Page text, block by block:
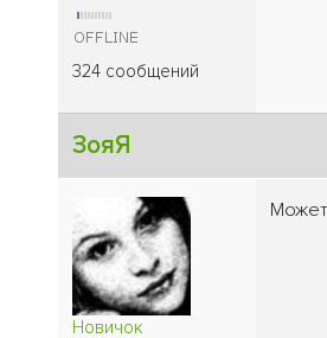
324 сообщений
ЗояЯ
Новичок